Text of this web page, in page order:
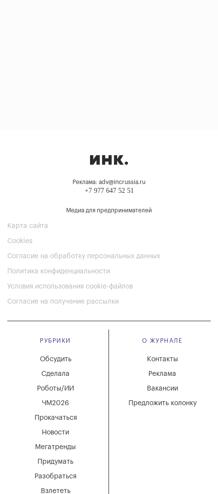
Реклама: adv@incrussia.ru
+7 977 647 52 51
Медиа для предпринимателей
Карта сайта
Cookies
Согласие на обработку персональных данных
Политика конфиденциальности
Условия использования cookie-файлов
Согласие на получение рассылки
РУБРИКИ
Мегатренды
Придумать
Разобраться
Взлететь
Новости
Обсудить
Сделала
Роботы/ИИ
ЧМ2026
Прокачаться
О ЖУРНАЛЕ
Вакансии
Реклама
Контакты
Предложить колонку